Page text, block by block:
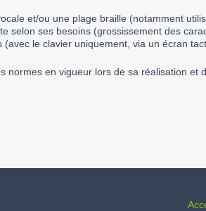
et/ou une plage braille (notamment
selon ses besoins (grossissement des
(avec le clavier uniquement, via un écran
normes en vigueur lors de sa réalisation et